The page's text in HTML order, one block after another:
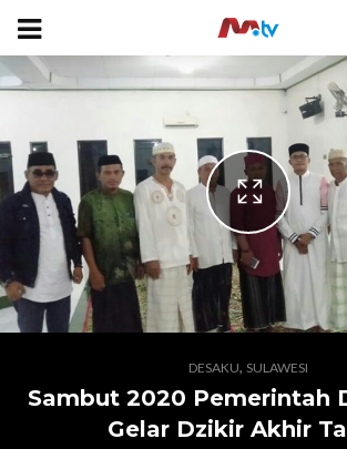
DESAKU, SULAWESI
Sambut 2020 Pemerintah
Gelar Dzikir Akhir